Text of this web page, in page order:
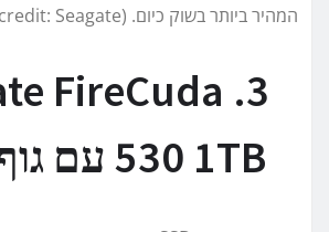
המהיר ביותר בשוק כיום. (Image credit: Seagate)
FireCuda
530 1TB עם גוף קירור